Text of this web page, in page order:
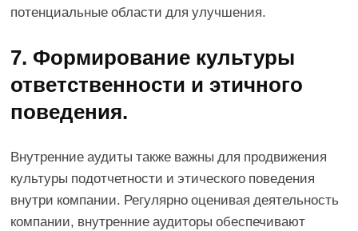
потенциальные области для улучшения.
7. Формирование культуры
ответственности и этичного
поведения.
Внутренние аудиты также важны для продвижения
культуры подотчетности и этического поведения
внутри компании. Регулярно оценивая деятельность
компании, внутренние аудиторы обеспечивают